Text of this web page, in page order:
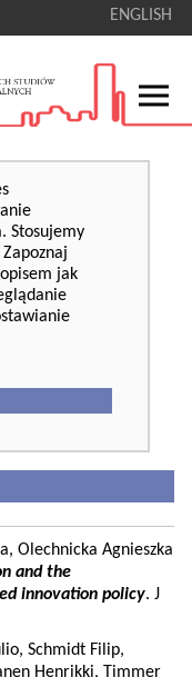
ENGLISH
Stosujemy
jak
Olechnicka Agnieszka
and the
innovation policy. J
Schmidt Filip,
Henrikki, Timmer